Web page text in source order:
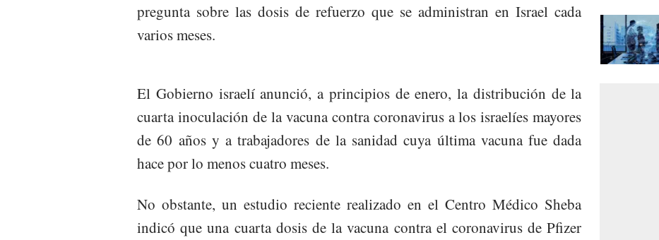
pregunta sobre las dosis de refuerzo que se administran en Israel cada
varios meses.
El Gobierno israelí anunció, a principios de enero, la distribución de la
cuarta inoculación de la vacuna contra coronavirus a los israelíes mayores
de 60 años y a trabajadores de la sanidad cuya última vacuna fue dada
hace por lo menos cuatro meses.
No obstante, un estudio reciente realizado en el Centro Médico Sheba
indicó que una cuarta dosis de la vacuna contra el coronavirus de Pfizer